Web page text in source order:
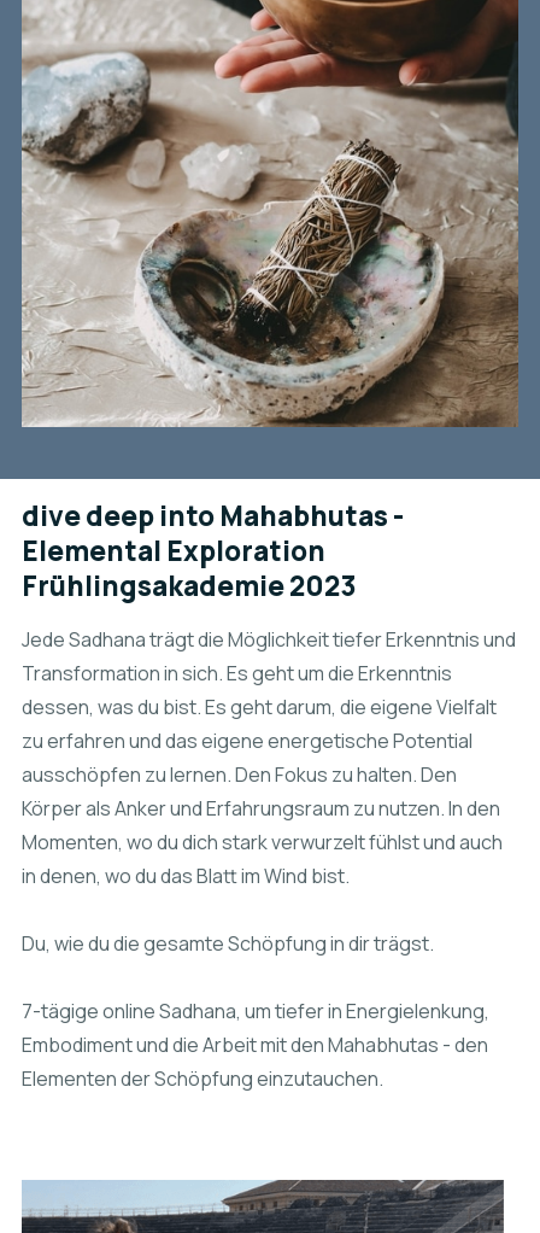
dive deep into Mahabhutas -
Elemental Exploration
Frühlingsakademie 2023
Jede Sadhana trägt die Möglichkeit tiefer Erkenntnis und
Transformation in sich. Es geht um die Erkenntnis
dessen, was du bist. Es geht darum, die eigene Vielfalt
zu erfahren und das eigene energetische Potential
ausschöpfen zu lernen. Den Fokus zu halten. Den
Körper als Anker und Erfahrungsraum zu nutzen. In den
Momenten, wo du dich stark verwurzelt fühlst und auch
in denen, wo du das Blatt im Wind bist.
Du, wie du die gesamte Schöpfung in dir trägst.
7-tägige online Sadhana, um tiefer in Energielenkung,
Embodiment und die Arbeit mit den Mahabhutas - den
Elementen der Schöpfung einzutauchen.